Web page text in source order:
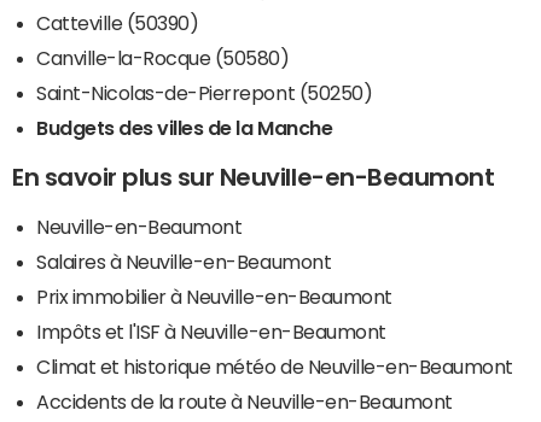
Catteville (50390)
Canville-la-Rocque (50580)
Saint-Nicolas-de-Pierrepont (50250)
Budgets des villes de la Manche
En savoir plus sur Neuville-en-Beaumont
Neuville-en-Beaumont
Salaires à Neuville-en-Beaumont
Prix immobilier à Neuville-en-Beaumont
Impôts et l'ISF à Neuville-en-Beaumont
Climat et historique météo de Neuville-en-Beaumont
Accidents de la route à Neuville-en-Beaumont